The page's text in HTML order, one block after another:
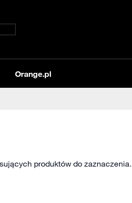
Orange.pl
produktów do zaznaczenia.